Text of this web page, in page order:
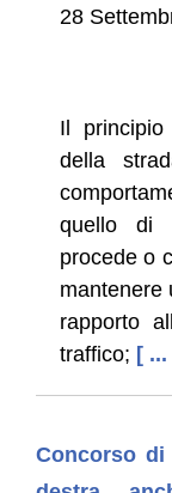
28
Il
della
quello di
procede o
mantenere
rapporto
traffico; [
Concorso